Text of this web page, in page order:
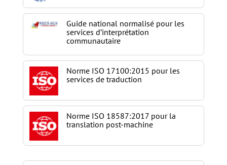
Guide national normalisé pour les
services d’interprétation
communautaire
Norme ISO 17100:2015 pour les
services de traduction
Norme ISO 18587:2017 pour la
translation post-machine